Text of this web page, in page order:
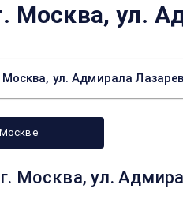
Москва, ул.
ул. Адмирала
Москве
Москва, ул.